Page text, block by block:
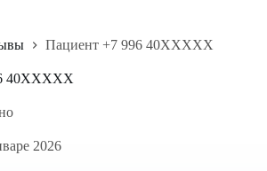
Пациент +7 996 40XXXXX
40XXXXX
2026